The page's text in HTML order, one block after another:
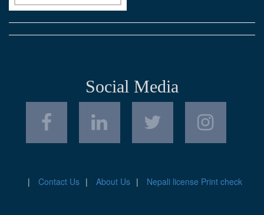
Social Media
Contact Us About Us Nepali license Print check